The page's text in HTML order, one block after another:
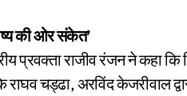
की ओर संकेत’
प्रवक्ता राजीव रंजन ने कहा
राघव चड्ढा, अरविंद केजरीवाल